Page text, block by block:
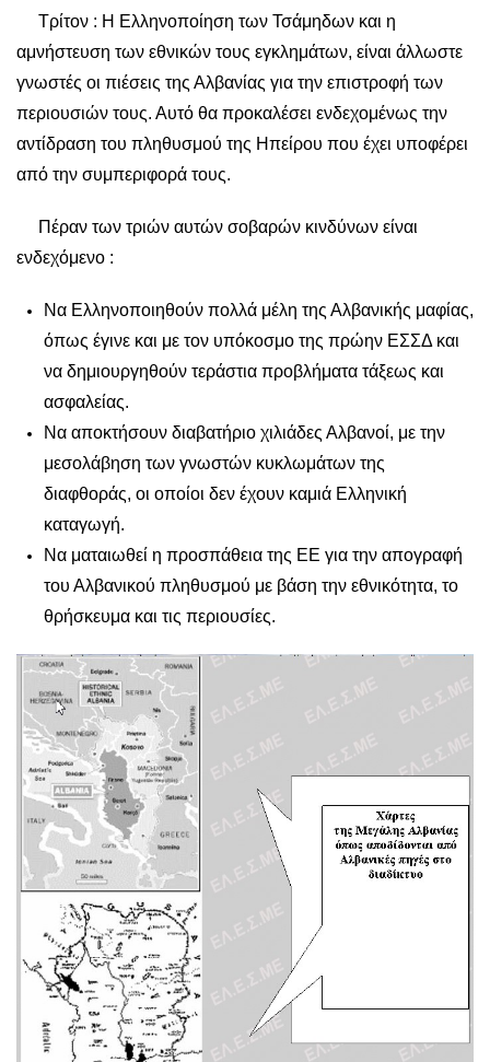
Τρίτον : Η Ελληνοποίηση των Τσάμηδων και η
αμνήστευση των εθνικών τους εγκλημάτων, είναι άλλωστε
γνωστές οι πιέσεις της Αλβανίας για την επιστροφή των
περιουσιών τους. Αυτό θα προκαλέσει ενδεχομένως την
αντίδραση του πληθυσμού της Ηπείρου που έχει υποφέρει
από την συμπεριφορά τους.
Πέραν των τριών αυτών σοβαρών κινδύνων είναι
ενδεχόμενο :
Να Ελληνοποιηθούν πολλά μέλη της Αλβανικής μαφίας,
όπως έγινε και με τον υπόκοσμο της πρώην ΕΣΣΔ και
να δημιουργηθούν τεράστια προβλήματα τάξεως και
ασφαλείας.
Να αποκτήσουν διαβατήριο χιλιάδες Αλβανοί, με την
μεσολάβηση των γνωστών κυκλωμάτων της
διαφθοράς, οι οποίοι δεν έχουν καμιά Ελληνική
καταγωγή.
Να ματαιωθεί η προσπάθεια της ΕΕ για την απογραφή
του Αλβανικού πληθυσμού με βάση την εθνικότητα, το
θρήσκευμα και τις περιουσίες.